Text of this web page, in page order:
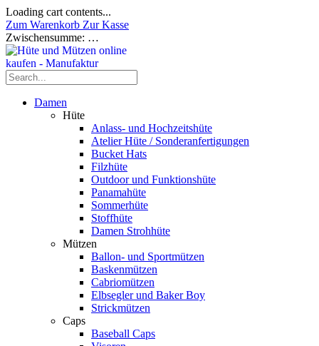
Loading cart contents...
Zum Warenkorb Zur Kasse
Zwischensumme: …
Damen
Hüte
Anlass- und Hochzeitshüte
Atelier Hüte / Sonderanfertigungen
Bucket Hats
Filzhüte
Outdoor und Funktionshüte
Panamahüte
Sommerhüte
Stoffhüte
Damen Strohhüte
Mützen
Ballon- und Sportmützen
Baskenmützen
Cabriomützen
Elbsegler und Baker Boy
Strickmützen
Caps
Baseball Caps